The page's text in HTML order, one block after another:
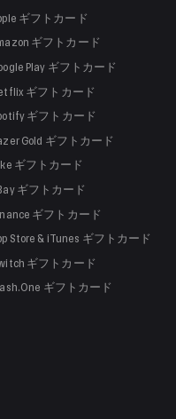
ギフトカード
ギフトカード
Play ギフトカード
ギフトカード
ギフトカード
Gold ギフトカード
ギフトカード
ギフトカード
ギフトカード
Store & iTunes ギフトカード
ギフトカード
ギフトカード